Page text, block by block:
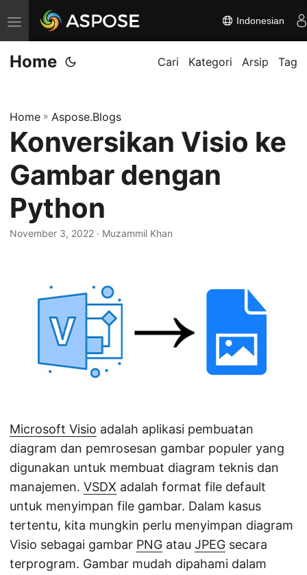
A
l
i
a
n
a
v
i
g
Indonesian
Home Cari Kategori Arsip Tag
Home » Aspose.Blogs
Konversikan Visio ke
Gambar dengan
Python
November 3, 2022 · Muzammil Khan
Microsoft Visio adalah aplikasi pembuatan
diagram dan pemrosesan gambar populer yang
digunakan untuk membuat diagram teknis dan
manajemen. VSDX adalah format file default
untuk menyimpan file gambar. Dalam kasus
tertentu, kita mungkin perlu menyimpan diagram
Visio sebagai gambar PNG atau JPEG secara
terprogram. Gambar mudah dipahami dalam